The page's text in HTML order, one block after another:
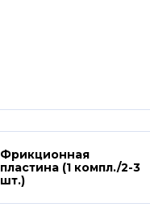
Фрикционная
пластина (1 компл./2-3
шт.)